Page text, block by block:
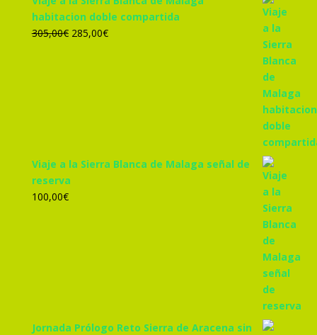
habitacion doble compartida
305,00€ El
285,00€El
Viaje a la Sierra Blanca de Malaga señal de
reserva
100,00€
Jornada Prólogo Reto Sierra de Aracena sin